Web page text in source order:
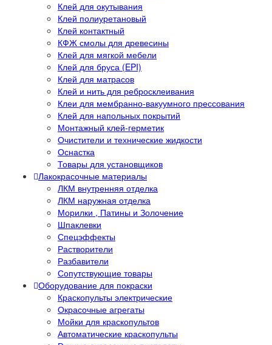
Клей для окутывания
Клей полиуретановый
Клей контактный
КФЖ смолы для древесины
Клей для мягкой мебели
Клей для бруса (EPI)
Клей для матрасов
Клей и нить для ребросклеивания
Клеи для мембранно-вакуумного прессования
Клей для напольных покрытий
Монтажный клей-герметик
Очистители и технические жидкости
Оснастка
Товары для установщиков
Лакокрасочные материалы
ЛКМ внутренняя отделка
ЛКМ наружная отделка
Морилки , Патины и Золочение
Шпаклевки
Спецэффекты
Растворители
Разбавители
Сопутствующие товары
Оборудование для покраски
Краскопульты электрические
Окрасочные агрегаты
Мойки для краскопультов
Автоматические краскопульты